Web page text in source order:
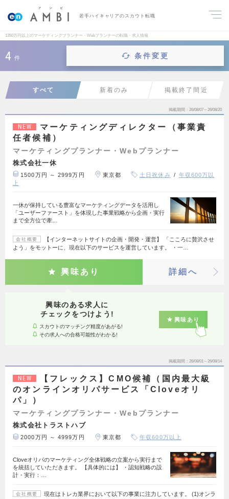
若手ハイキャリアのスカウト転職
1350万円以上のマーケティングプランナー・Webプランナーの転職・求人情報
4 件 条件変更
すべて 新着のみ 掲載終了間近
掲載期間 26/08/07～26/08/20
NEW
マーケティングディレクター（事業責
任者候補）
マーケティングプランナー・Webプランナー
株式会社一休
1500万円 ～ 2999万円 東京都 土日祝休み
年収600万以
上
一休が保持している豊富なマーケティングデータを活用し
「ユーザーファースト」を体現した事業戦略から企画・実行
まで全方位で牽…
会社概要
【インターネットサイトの企画・開発・運営】 「こころに贅沢させ
よう」をモットーに、現在以下のサービスを運営しています。 ・一…
興味あり 詳細へ
興味のある求人に
チェックをつけよう!
スカウトのマッチング精度があがる!
その求人への合格可能性がわかる!
興味あり
掲載期間 26/08/01～26/08/14
NEW
【フレックス】CMO候補（国内最大級
のオンラインオリパサービス「Cloveオリ
パ」）
マーケティングプランナー・Webプランナー
株式会社トラストハブ
2000万円 ～ 4999万円 東京都 年収600万以上
Cloveオリパのマーケティング全体戦略の立案から実行まで
を統括していただきます。 【具体的には】 ・認知戦略の設
計・実行：…
会社概要
現在はトレカ業界において以下の事業に注力しています。 (1)オンラ